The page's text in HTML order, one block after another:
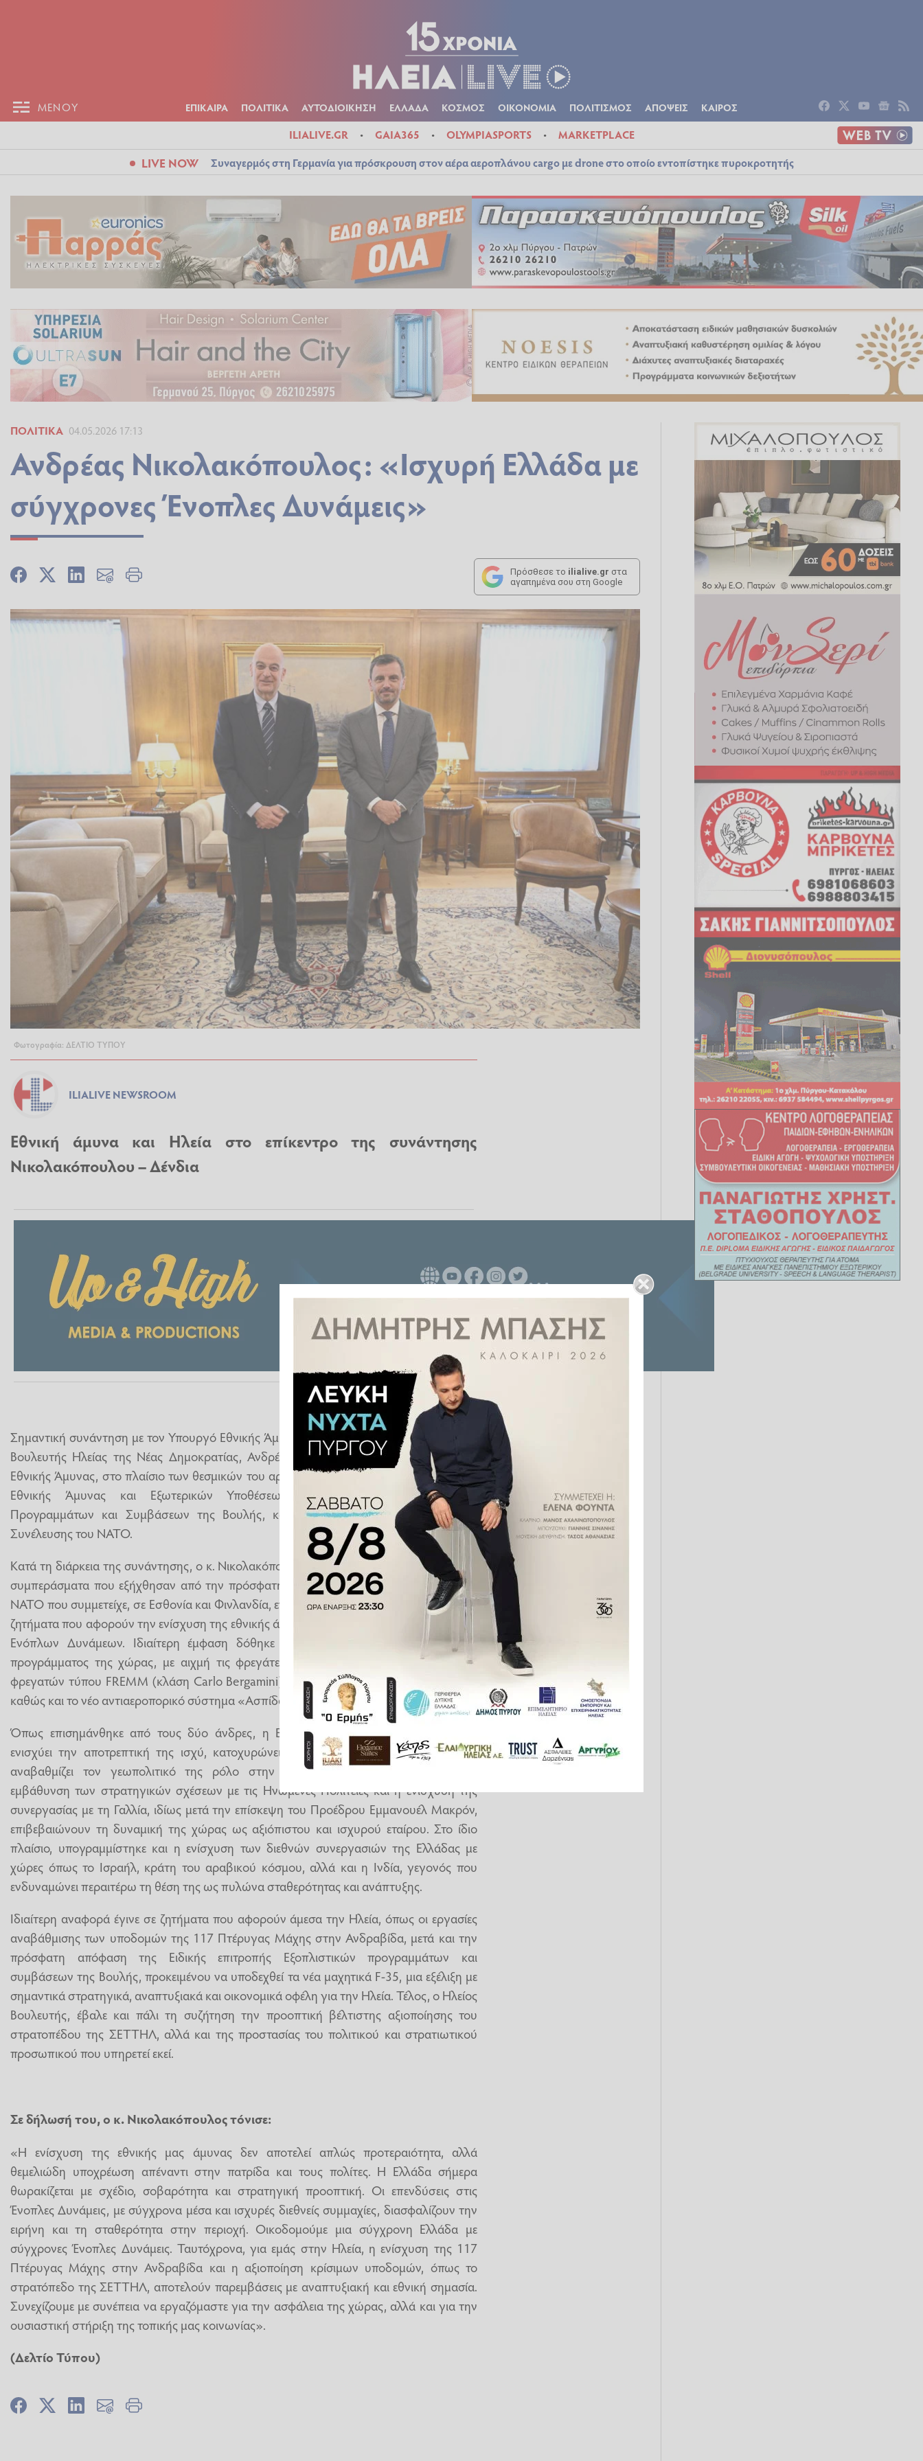
ΜΕΝΟΥ ΕΠΙΚΑΙΡΑ ΠΟΛΙΤΙΚΑ ΑΥΤΟΔΙΟΙΚΗΣΗ ΕΛΛΑΔΑ ΚΟΣΜΟΣ ΟΙΚΟΝΟΜΙΑ ΠΟΛΙΤΙΣΜΟΣ ΑΠΟΨΕΙΣ ΚΑΙΡΟΣ
ILIALIVE.GR GAIA365 OLYMPIASPORTS MARKETPLACE
LIVE NOW Συναγερμός στη Γερμανία για πρόσκρουση στον αέρα αεροπλάνου cargo με drone στο οποίο εντοπίστηκε πυροκροτητής
ΠΟΛΙΤΙΚΆ 04.05.2026 17:13
Ανδρέας Νικολακόπουλος: «Ισχυρή Ελλάδα με
σύγχρονες Ένοπλες Δυνάμεις»
Πρόσθεσε το ilialive.gr στα
αγαπημένα σου στη Google
Φωτογραφία: ΔΕΛΤΙΟ ΤΥΠΟΥ
ILIALIVE NEWSROOM
Εθνική άμυνα και Ηλεία στο επίκεντρο της συνάντησης
Νικολακόπουλου – Δένδια
Σημαντική συνάντηση με τον Υπουργό Εθνικής Άμυνας, Νίκο Δένδια πραγματοποίησε ο
Βουλευτής Ηλείας της Νέας Δημοκρατίας, Ανδρέας Νικολακόπουλος, στο Υπουργείο
Εθνικής Άμυνας, στο πλαίσιο των θεσμικών του αρμοδιοτήτων ως μέλος της Επιτροπής
Εθνικής Άμυνας και Εξωτερικών Υποθέσεων, της Επιτροπής Εξοπλιστικών
Προγραμμάτων και Συμβάσεων της Βουλής, καθώς και της Διακοινοβουλευτικής
Συνέλευσης του ΝΑΤΟ.
Κατά τη διάρκεια της συνάντησης, ο κ. Νικολακόπουλος ενημέρωσε τον Υπουργό για τα
συμπεράσματα που εξήχθησαν από την πρόσφατη διακοινοβουλευτική συνέλευση του
ΝΑΤΟ που συμμετείχε, σε Εσθονία και Φινλανδία, ενώ συζητήθηκαν διεξοδικά τα κρίσιμα
ζητήματα που αφορούν την ενίσχυση της εθνικής άμυνας και τη συνεχή αναβάθμιση των
Ενόπλων Δυνάμεων. Ιδιαίτερη έμφαση δόθηκε στην υλοποίηση του εξοπλιστικού
προγράμματος της χώρας, με αιχμή τις φρεγάτες Belharra, την προμήθεια επιπλέον
φρεγατών τύπου FREMM (κλάση Carlo Bergamini), τα υπερσύγχρονα μαχητικά Rafale,
καθώς και το νέο αντιαεροπορικό σύστημα «Ασπίδα του Αχιλλέα».
Όπως επισημάνθηκε από τους δύο άνδρες, η Ελλάδα, μεθοδικά και αποφασιστικά,
ενισχύει την αποτρεπτική της ισχύ, κατοχυρώνει τα κυριαρχικά της δικαιώματα και
αναβαθμίζει τον γεωπολιτικό της ρόλο στην ευρύτερη περιοχή. Παράλληλα, η
εμβάθυνση των στρατηγικών σχέσεων με τις Ηνωμένες Πολιτείες και η ενίσχυση της
συνεργασίας με τη Γαλλία, ιδίως μετά την επίσκεψη του Προέδρου Εμμανουέλ Μακρόν,
επιβεβαιώνουν τη δυναμική της χώρας ως αξιόπιστου και ισχυρού εταίρου. Στο ίδιο
πλαίσιο, υπογραμμίστηκε και η ενίσχυση των διεθνών συνεργασιών της Ελλάδας με
χώρες όπως το Ισραήλ, κράτη του αραβικού κόσμου, αλλά και η Ινδία, γεγονός που
ενδυναμώνει περαιτέρω τη θέση της ως πυλώνα σταθερότητας και ανάπτυξης.
Ιδιαίτερη αναφορά έγινε σε ζητήματα που αφορούν άμεσα την Ηλεία, όπως οι εργασίες
αναβάθμισης των υποδομών της 117 Πτέρυγας Μάχης στην Ανδραβίδα, μετά και την
πρόσφατη απόφαση της Ειδικής επιτροπής Εξοπλιστικών προγραμμάτων και
συμβάσεων της Βουλής, προκειμένου να υποδεχθεί τα νέα μαχητικά F-35, μια εξέλιξη με
σημαντικά στρατηγικά, αναπτυξιακά και οικονομικά οφέλη για την Ηλεία. Τέλος, ο Ηλείος
Βουλευτής, έβαλε και πάλι τη συζήτηση την προοπτική βέλτιστης αξιοποίησης του
στρατοπέδου της ΣΕΤΤΗΛ, αλλά και της προστασίας του πολιτικού και στρατιωτικού
προσωπικού που υπηρετεί εκεί.
Σε δήλωσή του, ο κ. Νικολακόπουλος τόνισε:
«Η ενίσχυση της εθνικής μας άμυνας δεν αποτελεί απλώς προτεραιότητα, αλλά
θεμελιώδη υποχρέωση απέναντι στην πατρίδα και τους πολίτες. Η Ελλάδα σήμερα
θωρακίζεται με σχέδιο, σοβαρότητα και στρατηγική προοπτική. Οι επενδύσεις στις
Ένοπλες Δυνάμεις, με σύγχρονα μέσα και ισχυρές διεθνείς συμμαχίες, διασφαλίζουν την
ειρήνη και τη σταθερότητα στην περιοχή. Οικοδομούμε μια σύγχρονη Ελλάδα με
σύγχρονες Ένοπλες Δυνάμεις. Ταυτόχρονα, για εμάς στην Ηλεία, η ενίσχυση της 117
Πτέρυγας Μάχης στην Ανδραβίδα και η αξιοποίηση κρίσιμων υποδομών, όπως το
στρατόπεδο της ΣΕΤΤΗΛ, αποτελούν παρεμβάσεις με αναπτυξιακή και εθνική σημασία.
Συνεχίζουμε με συνέπεια να εργαζόμαστε για την ασφάλεια της χώρας, αλλά και για την
ουσιαστική στήριξη της τοπικής μας κοινωνίας».
(Δελτίο Τύπου)